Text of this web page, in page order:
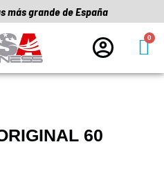
más grande de España
60